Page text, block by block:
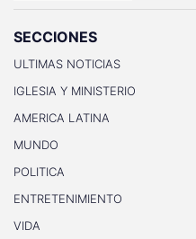
SECCIONES
ULTIMAS NOTICIAS
IGLESIA Y MINISTERIO
AMERICA LATINA
MUNDO
POLITICA
ENTRETENIMIENTO
VIDA